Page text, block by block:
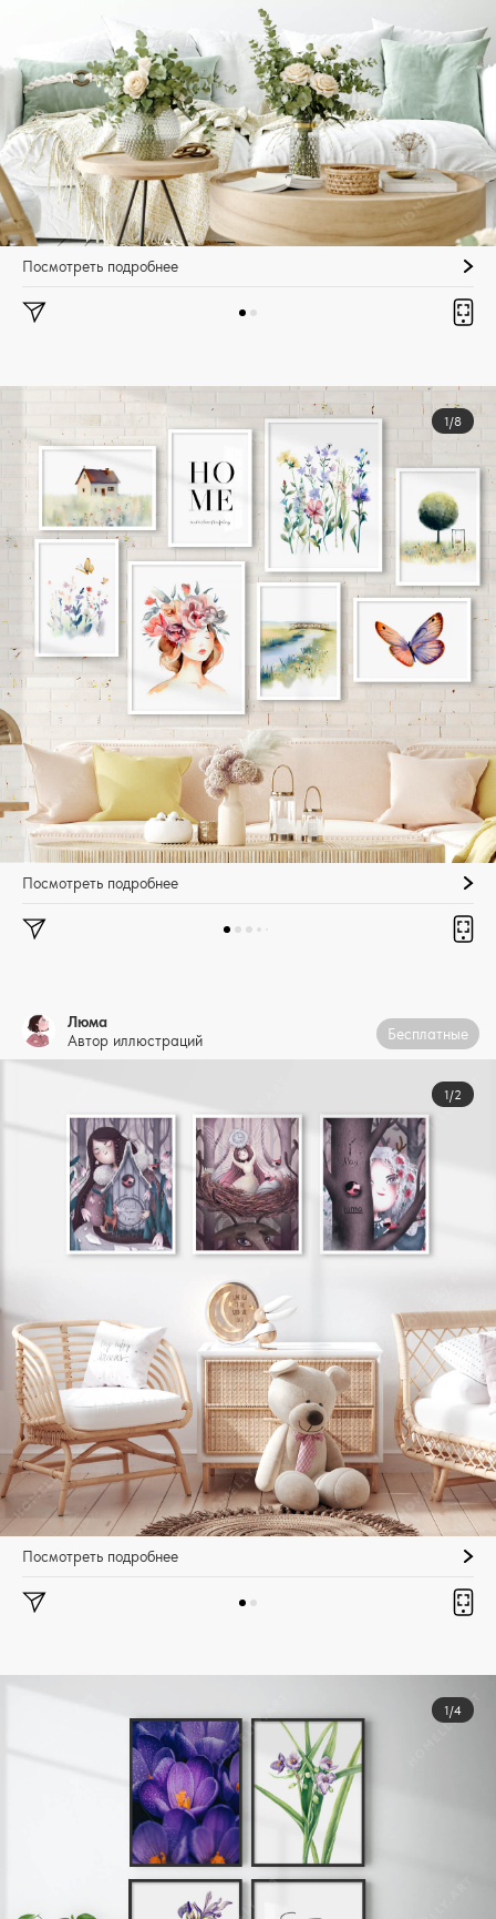
Посмотреть подробнее
1/8
Посмотреть подробнее
Люма
Автор иллюстраций
1/2
Бесплатные
Посмотреть подробнее
1/4